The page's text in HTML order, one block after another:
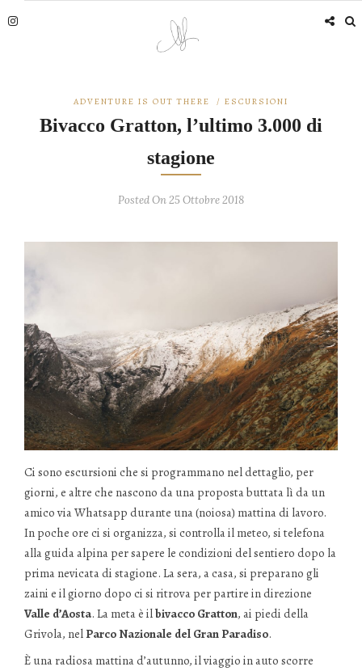
ADVENTURE IS OUT THERE / ESCURSIONI
Bivacco Gratton, l’ultimo 3.000 di
stagione
Posted On 25 Ottobre 2018
Ci sono escursioni che si programmano nel dettaglio, per
giorni, e altre che nascono da una proposta buttata lì da un
amico via Whatsapp durante una (noiosa) mattina di lavoro.
In poche ore ci si organizza, si controlla il meteo, si telefona
alla guida alpina per sapere le condizioni del sentiero dopo la
prima nevicata di stagione. La sera, a casa, si preparano gli
zaini e il giorno dopo ci si ritrova per partire in direzione
Valle d’Aosta. La meta è ilbivacco Gratton, ai piedi della
Grivola, nel Parco Nazionale del Gran Paradiso.
È una radiosa mattina d’autunno, il viaggio in auto scorre